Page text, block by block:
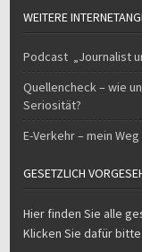
WEITERE
Podcast „Journalist
Quellencheck – wie
Seriosität?
E-Verkehr – mein
GESETZLICH
Hier finden Sie alle
Klicken Sie dafür